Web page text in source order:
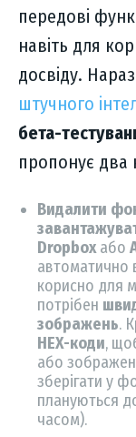
передові
навіть для
досвіду.
штучного
бета-
пропонує два
Видалити
Dropboxабо
автоматично
корисно для
потрібен
зображень.
HEX-коди,
або
зберігати у
плануються
часом).